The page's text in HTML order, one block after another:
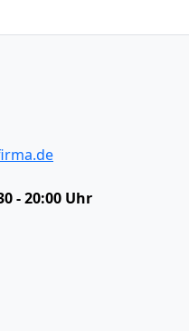
- 20:00 Uhr